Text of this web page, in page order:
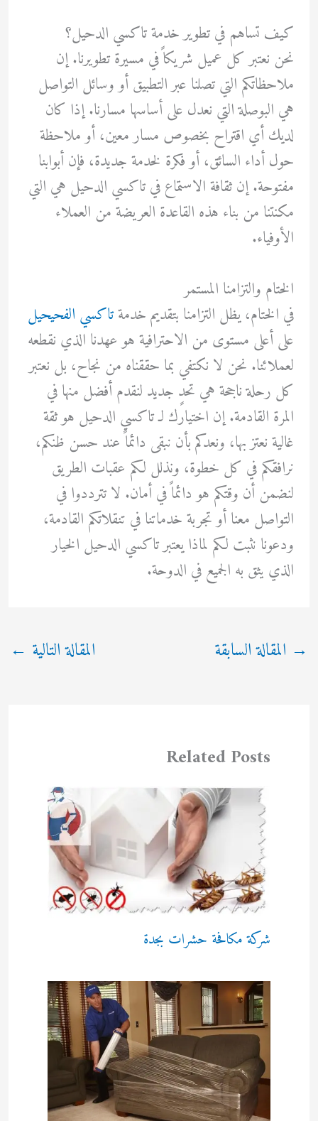
كيف تساهم في تطوير خدمة تاكسي الدحيل؟
نحن نعتبر كل عميل شريكاً في مسيرة تطويرنا. إن
ملاحظاتكم التي تصلنا عبر التطبيق أو وسائل التواصل
هي البوصلة التي نعدل على أساسها مسارنا. إذا كان
لديك أي اقتراح بخصوص مسار معين، أو ملاحظة
حول أداء السائق، أو فكرة لخدمة جديدة، فإن أبوابنا
مفتوحة. إن ثقافة الاستماع في تاكسي الدحيل هي التي
مكنتنا من بناء هذه القاعدة العريضة من العملاء
الأوفياء.
الختام والتزامنا المستمر
في الختام، يظل التزامنا بتقديم خدمةتاكسي الفحيحيل
على أعلى مستوى من الاحترافية هو عهدنا الذي نقطعه
لعملائنا. نحن لا نكتفي بما حققناه من نجاح، بل نعتبر
كل رحلة ناجحة هي تحدٍ جديد لنقدم أفضل منها في
المرة القادمة. إن اختيارك لـ تاكسي الدحيل هو ثقة
غالية نعتز بها، ونعدكم بأن نبقى دائماً عند حسن ظنكم،
نرافقكم في كل خطوة، ونذلل لكم عقبات الطريق
لنضمن أن وقتكم هو دائماً في أمان. لا تترددوا في
التواصل معنا أو تجربة خدماتنا في تنقلاتكم القادمة،
ودعونا نثبت لكم لماذا يعتبر تاكسي الدحيل الخيار
الذي يثق به الجميع في الدوحة.
→ المقالة السابقة المقالة التالية ←
Related Posts
شركة مكافحة حشرات بجدة